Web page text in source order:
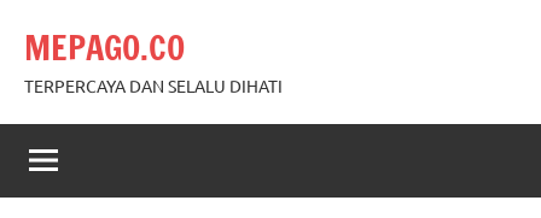
content
MEPAGO.CO
TERPERCAYA DAN SELALU DIHATI